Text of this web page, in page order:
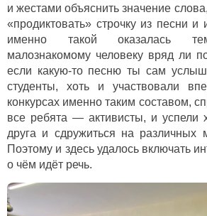
и жестами объяснить значение
«продиктовать» строчку из песни
именно такой оказалась
малознакомому человеку вряд ли
если какую-то песню ты сам
студенты, хоть и участвовали
конкурсах именно таким составом,
все ребята — активисты, и успели
друга и сдружиться на различных
Поэтому и здесь удалось включать
о чём идёт речь.